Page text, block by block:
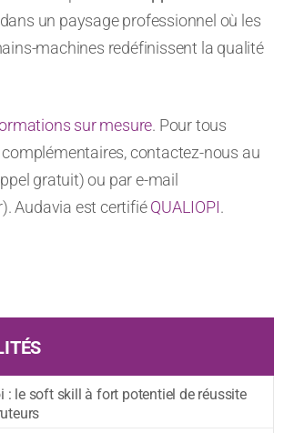
dans un paysage professionnel où les
machines redéfinissent la qualité
sur mesure. Pour tous
contactez-nous au
gratuit) ou par e-mail
Audavia est certifiéQUALIOPI.
: le soft skill à fort potentiel de réussite